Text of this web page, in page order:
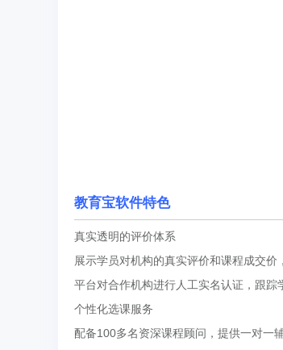
教育宝软件特色
真实透明的评价体系
展示学员对机构的真实评价和课程成交价
平台对合作机构进行人工实名认证，跟踪
个性化选课服务
配备100多名资深课程顾问，提供一对一